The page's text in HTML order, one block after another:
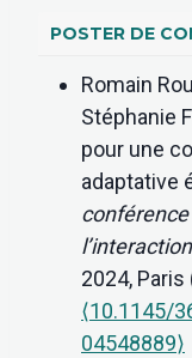
POSTER DE
Romain
Stéphanie
pour une
adaptative
2024,
⟨10.1145/
04548889⟩